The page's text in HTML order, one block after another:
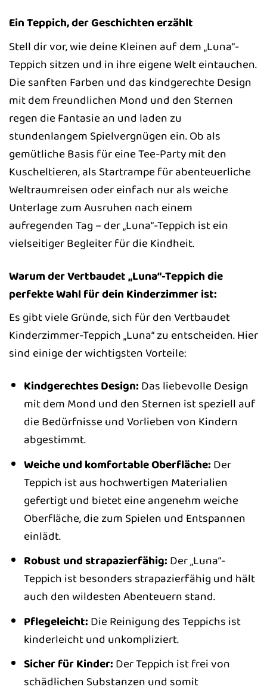
Ein Teppich, der Geschichten erzählt
Stell dir vor, wie deine Kleinen auf dem „Luna“-
Teppich sitzen und in ihre eigene Welt eintauchen.
Die sanften Farben und das kindgerechte Design
mit dem freundlichen Mond und den Sternen
regen die Fantasie an und laden zu
stundenlangem Spielvergnügen ein. Ob als
gemütliche Basis für eine Tee-Party mit den
Kuscheltieren, als Startrampe für abenteuerliche
Weltraumreisen oder einfach nur als weiche
Unterlage zum Ausruhen nach einem
aufregenden Tag – der „Luna“-Teppich ist ein
vielseitiger Begleiter für die Kindheit.
Warum der Vertbaudet „Luna“-Teppich die
perfekte Wahl für dein Kinderzimmer ist:
Es gibt viele Gründe, sich für den Vertbaudet
Kinderzimmer-Teppich „Luna“ zu entscheiden. Hier
sind einige der wichtigsten Vorteile:
Kindgerechtes Design: Das liebevolle Design
mit dem Mond und den Sternen ist speziell auf
die Bedürfnisse und Vorlieben von Kindern
abgestimmt.
Weiche und komfortable Oberfläche: Der
Teppich ist aus hochwertigen Materialien
gefertigt und bietet eine angenehm weiche
Oberfläche, die zum Spielen und Entspannen
einlädt.
Robust und strapazierfähig: Der „Luna“-
Teppich ist besonders strapazierfähig und hält
auch den wildesten Abenteuern stand.
Pflegeleicht: Die Reinigung des Teppichs ist
kinderleicht und unkompliziert.
Sicher für Kinder: Der Teppich ist frei von
schädlichen Substanzen und somit